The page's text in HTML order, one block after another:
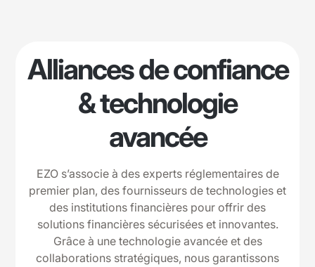
Alliances de confiance
& technologie
avancée
EZO s’associe à des experts réglementaires de
premier plan, des fournisseurs de technologies et
des institutions financières pour offrir des
solutions financières sécurisées et innovantes.
Grâce à une technologie avancée et des
collaborations stratégiques, nous garantissons